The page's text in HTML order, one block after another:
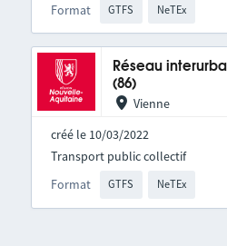
Format GTFS NeTEx
Réseau
(86)
Vienne
créé le 10/03/2022
Format GTFS NeTEx
Transport public collectif